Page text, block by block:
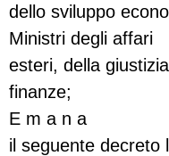
dello sviluppo
Ministri degli affari
esteri, della
finanze;
E m a n a
il seguente decreto